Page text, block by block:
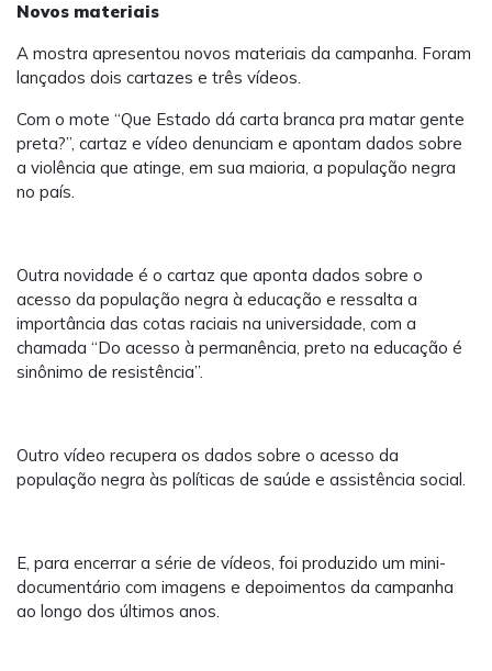
Novos materiais
A mostra apresentou novos materiais da campanha. Foram
lançados dois cartazes e três vídeos.
Com o mote “Que Estado dá carta branca pra matar gente
preta?”, cartaz e vídeo denunciam e apontam dados sobre
a violência que atinge, em sua maioria, a população negra
no país.
Outra novidade é o cartaz que aponta dados sobre o
acesso da população negra à educação e ressalta a
importância das cotas raciais na universidade, com a
chamada “Do acesso à permanência, preto na educação é
sinônimo de resistência”.
Outro vídeo recupera os dados sobre o acesso da
população negra às políticas de saúde e assistência social.
E, para encerrar a série de vídeos, foi produzido um mini-
documentário com imagens e depoimentos da campanha
ao longo dos últimos anos.